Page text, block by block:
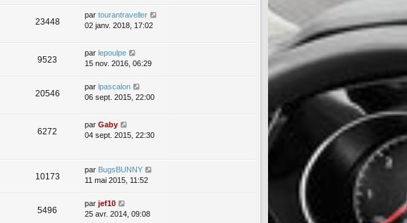
23448
par tourantraveller
02 janv. 2018, 17:02
9523
par lepoulpe
15 nov. 2016, 06:29
20546
par lpascalon
06 sept. 2015, 22:00
6272
par Gaby
04 sept. 2015, 22:30
10173
par BugsBUNNY
11 mai 2015, 11:52
5496
par jef10
25 avr. 2014, 09:08